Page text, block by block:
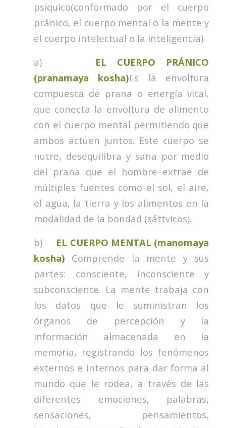
psíquico(conformado por el cuerpo
pránico, el cuerpo mental o la mente y
el cuerpo intelectual o la inteligencia).
a) EL CUERPO PRÁNICO
(pranamaya kosha)Es la envoltura
compuesta de prana o energía vital,
que conecta la envoltura de alimento
con el cuerpo mental permitiendo que
ambos actúen juntos. Este cuerpo se
nutre, desequilibra y sana por medio
del prana que el hombre extrae de
múltiples fuentes como el sol, el aire,
el agua, la tierra y los alimentos en la
modalidad de la bondad (sáttvicos).
b) EL CUERPO MENTAL (manomaya
kosha) Comprende la mente y sus
partes: consciente, inconsciente y
subconsciente. La mente trabaja con
los datos que le suministran los
órganos de percepción y la
información almacenada en la
memoria, registrando los fenómenos
externos e internos para dar forma al
mundo que le rodea, a través de las
diferentes emociones, palabras,
sensaciones, pensamientos,